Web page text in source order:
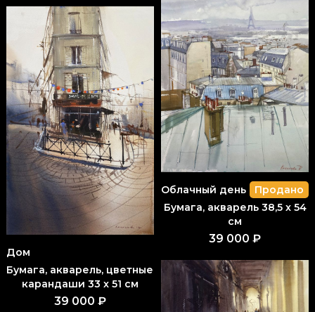
Дом
Бумага, акварель, цветные
карандаши 33 x 51 см
39 000 ₽
Облачный день
Продано
Бумага, акварель 38,5 x 54
см
39 000 ₽